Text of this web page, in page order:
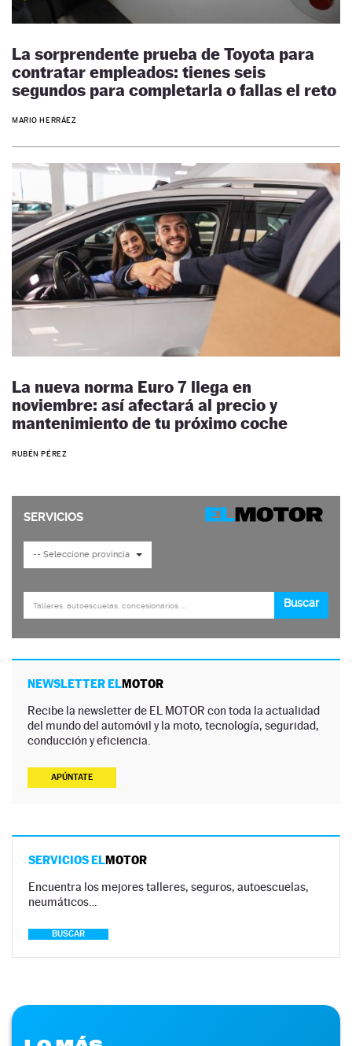
La sorprendente prueba de Toyota para
contratar empleados: tienes seis
segundos para completarla o fallas el reto
MARIO HERRÁEZ
La nueva norma Euro 7 llega en
noviembre: así afectará al precio y
mantenimiento de tu próximo coche
RUBÉN PÉREZ
NEWSLETTER ELMOTOR
Recibe la newsletter de EL MOTOR con toda la actualidad
del mundo del automóvil y la moto, tecnología, seguridad,
conducción y eficiencia.
APÚNTATE
SERVICIOS ELMOTOR
Encuentra los mejores talleres, seguros, autoescuelas,
neumáticos…
BUSCAR